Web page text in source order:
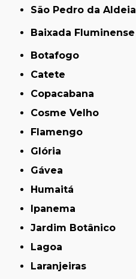
São Pedro da Aldeia
Baixada Fluminense
Botafogo
Catete
Copacabana
Cosme Velho
Flamengo
Glória
Gávea
Humaitá
Ipanema
Jardim Botânico
Lagoa
Laranjeiras